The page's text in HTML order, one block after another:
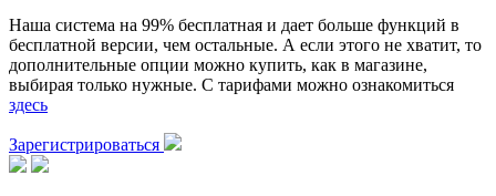
Наша система на 99% бесплатная и дает больше функций в
бесплатной версии, чем остальные. А если этого не хватит, то
дополнительные опции можно купить, как в магазине,
выбирая только нужные. С тарифами можно ознакомиться
здесь
Зарегистрироваться